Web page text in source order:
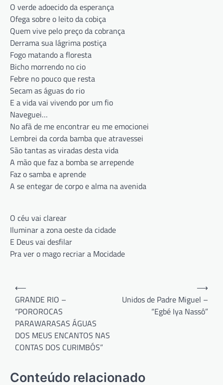
O verde adoecido da esperança
Ofega sobre o leito da cobiça
Quem vive pelo preço da cobrança
Derrama sua lágrima postiça
Fogo matando a floresta
Bicho morrendo no cio
Febre no pouco que resta
Secam as águas do rio
E a vida vai vivendo por um fio
Naveguei…
No afã de me encontrar eu me emocionei
Lembrei da corda bamba que atravessei
São tantas as viradas desta vida
A mão que faz a bomba se arrepende
Faz o samba e aprende
A se entegar de corpo e alma na avenida
O céu vai clarear
Iluminar a zona oeste da cidade
E Deus vai desfilar
Pra ver o mago recriar a Mocidade
Navegação
de
Post
⟵
GRANDE RIO –
“POROROCAS
PARAWARASAS ÁGUAS
DOS MEUS ENCANTOS NAS
CONTAS DOS CURIMBÓS”
Unidos de Padre Miguel –
“Egbé Iya Nassô”
⟶
Conteúdo relacionado